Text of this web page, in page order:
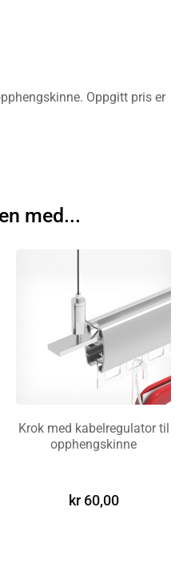
Oppgitt pris er
med...
LEGG I
Krok med kabelregulator til
opphengskinne
kr60,00